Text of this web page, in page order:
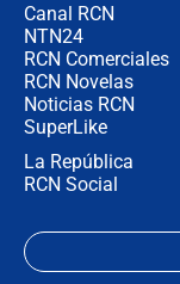
Canal RCN
NTN24
RCN Comerciales
RCN Novelas
Noticias RCN
SuperLike
La República
RCN Social